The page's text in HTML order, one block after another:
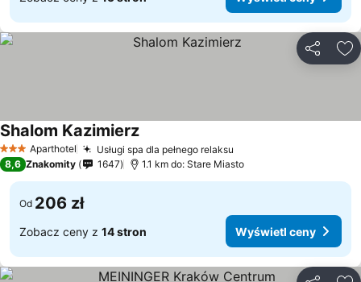
3 KategoriaAparthotel Usługi spa dla pełnego relaksu
Shalom Kazimierz
8,6 Znakomity 1647 1.1 km do: Stare Miasto
Od 206 zł
Zobacz ceny z 14 stron Wyświetl ceny